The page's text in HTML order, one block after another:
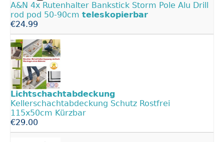
A&N 4x Rutenhalter Bankstick Storm Pole Alu Drill
rod pod 50-90cm teleskopierbar
€24.99
Lichtschachtabdeckung
Kellerschachtabdeckung Schutz Rostfrei
115x50cm Kürzbar
€29.00